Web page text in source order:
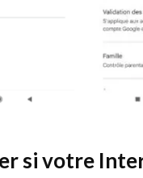
si votre